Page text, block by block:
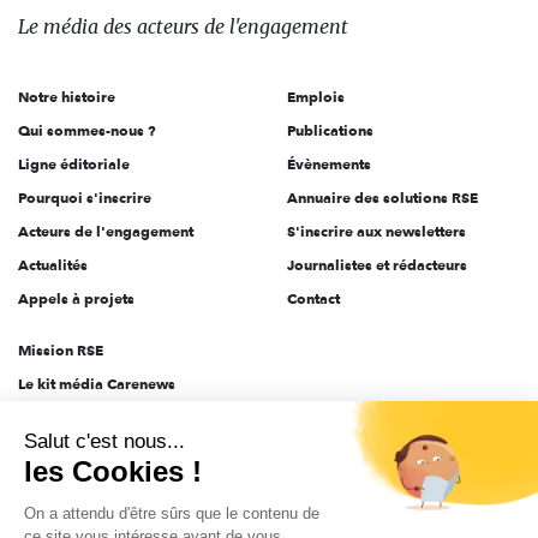
des
l'engagement
Le média des acteurs de l'engagement
Notre histoire
Qui sommes-nous ?
Ligne éditoriale
Pourquoi s'inscrire
Acteurs de l'engagement
Actualités
Appels à projets
Emplois
Publications
Évènements
Annuaire des solutions RSE
S'inscrire aux newsletters
Journalistes et rédacteurs
Contact
Mission RSE
Le kit média Carenews
AEF info
Novethic
PRODURABLE
Salut c'est nous...
les Cookies !
On a attendu d'être sûrs que le contenu de